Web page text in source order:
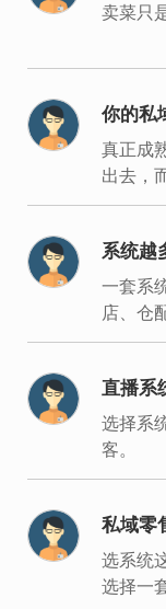
卖菜只
你的私
真正成
出去，
系统越
一套系
店、仓
直播系
视
选择系
客。
私域零
选系统
选择一